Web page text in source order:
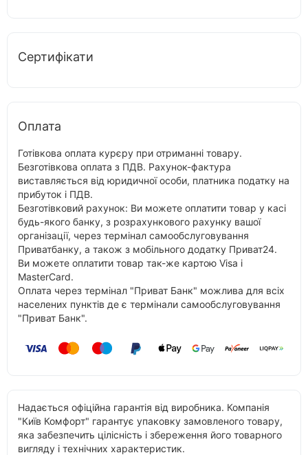
Сертифікати
Оплата
Готівкова оплата курєру при отриманні товару.
Безготівкова оплата з ПДВ. Рахунок-фактура
виставляється від юридичної особи, платника податку на
прибуток і ПДВ.
Безготівковий рахунок: Ви можете оплатити товар у касі
будь-якого банку, з розрахункового рахунку вашої
організації, через термінал самообслуговування
Приватбанку, а також з мобільного додатку Приват24.
Ви можете оплатити товар так-же картою Visa і
MasterCard.
Оплата через термінал "Приват Банк" можлива для всіх
населених пунктів де є термінали самообслуговування
"Приват Банк".
Надається офіційна гарантія від виробника. Компанія
"Київ Комфорт" гарантує упаковку замовленого товару,
яка забезпечить цілісність і збереження його товарного
вигляду і технічних характеристик.